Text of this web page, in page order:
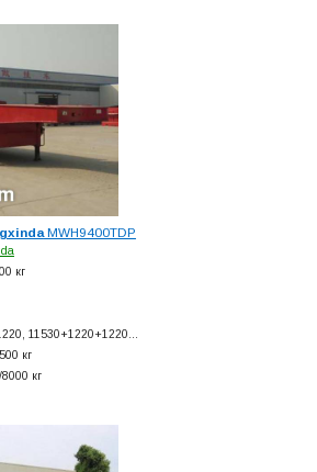
MWH9400TDP
кг
11530+1220+1220…
кг
кг